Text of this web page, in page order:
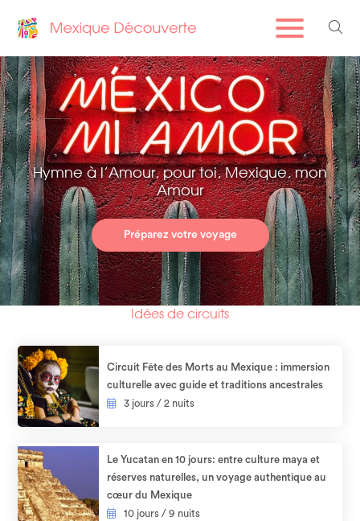
Hymne à l’Amour, pour toi, Mexique, mon
Amour
Préparez votre voyage
Idées de circuits
Circuit Fête des Morts au Mexique : immersion
culturelle avec guide et traditions ancestrales
3 jours / 2 nuits
Le Yucatan en 10 jours: entre culture maya et
réserves naturelles, un voyage authentique au
cœur du Mexique
10 jours / 9 nuits